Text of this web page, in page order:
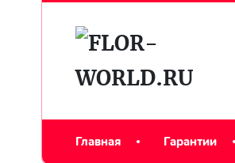
Главная Гарантии